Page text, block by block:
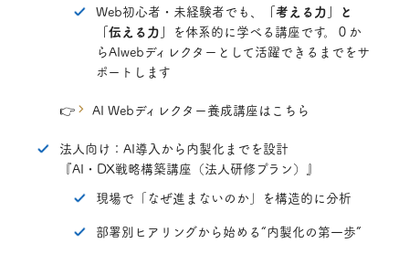
Web初心者・未経験者でも、
「考える力」と
「伝える力」 を体系的に学べる講座です。０か
らAIwebディレクターとして活躍できるまでをサ
ポートします
👉 AI Webディレクター養成講座はこちら
法人向け：AI導入から内製化までを設計
『AI・DX戦略構築講座（法人研修プラン）』
現場で「なぜ進まないのか」を構造的に分析
部署別ヒアリングから始める“内製化の第一歩”